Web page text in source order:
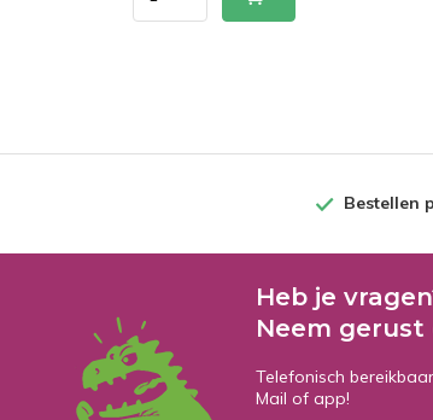
Bestellen
Heb je
Neem
Telefonisch
Mail of app!